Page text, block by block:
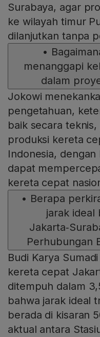
Surabaya, agar
ke wilayah timur
dilanjutkan tanpa
•
menanggapi
dalam
Jokowi
pengetahuan,
baik secara
produksi kereta
Indonesia,
dapat
kereta cepat
• Berapa
jarak ideal
Perhubungan
Budi Karya
kereta cepat
ditempuh dalam
bahwa jarak ideal
berada di kisaran
aktual antara